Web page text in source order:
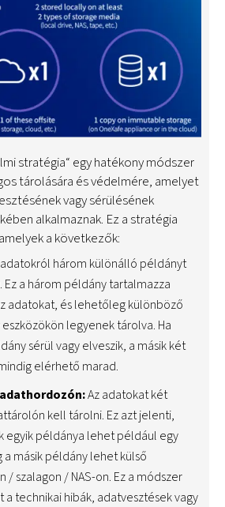
stratégia“ egy hatékony módszer
tárolására és védelmére, amelyet
vagy sérülésének
alkalmaznak. Ez a stratégia
a következők:
három különálló példányt
a három példány tartalmazza
adatokat, és lehetőleg különböző
legyenek tárolva. Ha
sérül vagy elveszik, a másik két
elérhető marad.
Az adatokat két
kell tárolni. Ez azt jelenti,
egyik példánya lehet például egy
a másik példány lehet külső
szalagon / NAS-on. Ez a módszer
technikai hibák, adatvesztések vagy